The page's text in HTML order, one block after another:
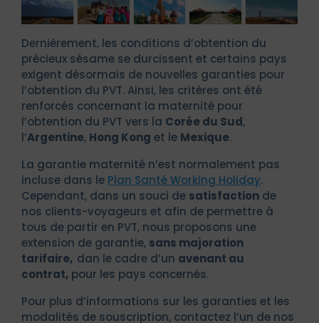
Dernièrement, les conditions d’obtention du
précieux sésame se durcissent et certains pays
exigent désormais de nouvelles garanties pour
l’obtention du PVT. Ainsi, les critères ont été
renforcés concernant la maternité pour
l’obtention du PVT vers la Corée du Sud,
l’Argentine, Hong Kong et le Mexique.
La garantie maternité n’est normalement pas
incluse dans le Plan Santé Working Holiday.
Cependant, dans un souci de satisfaction de
nos clients-voyageurs et afin de permettre à
tous de partir en PVT, nous proposons une
extension de garantie, sans majoration
tarifaire, dan le cadre d’un avenant au
contrat, pour les pays concernés.
Pour plus d’informations sur les garanties et les
modalités de souscription, contactez l’un de nos